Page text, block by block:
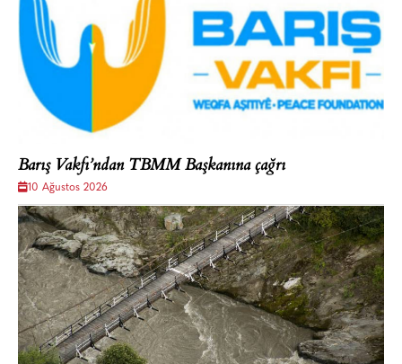
Barış Vakfı’ndan TBMM Başkanına çağrı
10 Ağustos 2026